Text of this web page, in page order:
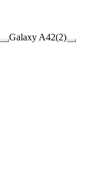
Galaxy A42(2)